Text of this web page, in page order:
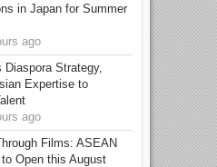
in Japan for Summer
ago
Strategy,
Expertise to
ago
Films: ASEAN
Open this August